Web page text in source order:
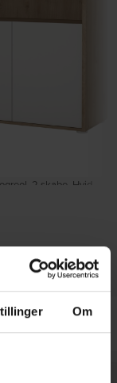
Om
2 skabe, Hvid
1.139,00